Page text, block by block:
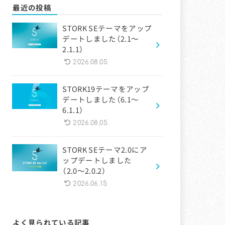
最近の投稿
STORK SEテーマをアップ
デートしました（2.1〜
2.1.1）
2026.08.05
STORK19テーマをアップ
デートしました（6.1〜
6.1.1）
2026.08.05
STORK SEテーマ2.0にア
ップデートしました
（2.0〜2.0.2）
2026.06.15
よく見られている記事